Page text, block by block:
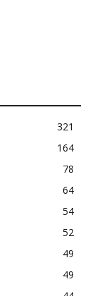
321
164
78
64
54
52
49
49